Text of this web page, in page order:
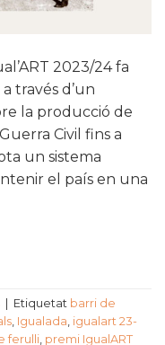
2023/24 fa
través d’un
la producció de
Civil fins a
un sistema
el país en una
Etiquetat barri de
, Igualada, igualart 23-
ferulli, premi IgualART